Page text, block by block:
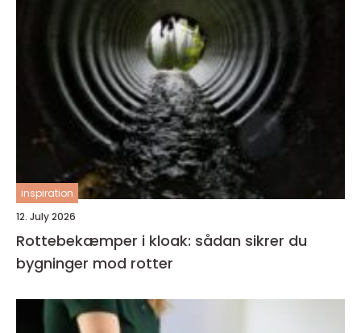
inspiration
12. July 2026
Rottebekæmper i kloak: sådan sikrer du
bygninger mod rotter